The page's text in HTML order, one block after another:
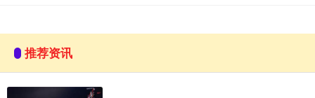
推荐资讯